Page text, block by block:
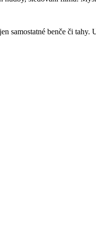
samostatné benče či